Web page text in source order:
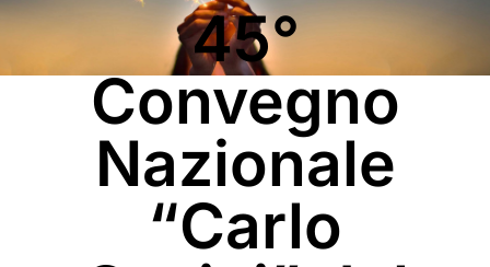
45°
Convegno
Nazionale
“Carlo